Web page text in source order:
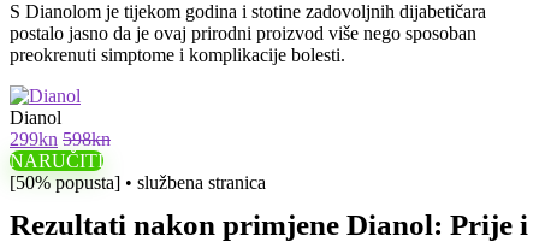
S Dianolom je tijekom godina i stotine zadovoljnih dijabetičara
postalo jasno da je ovaj prirodni proizvod više nego sposoban
preokrenuti simptome i komplikacije bolesti.
Dianol
299kn 598kn
NARUČITI
[50% popusta] • službena stranica
Rezultati nakon primjene Dianol: Prije i